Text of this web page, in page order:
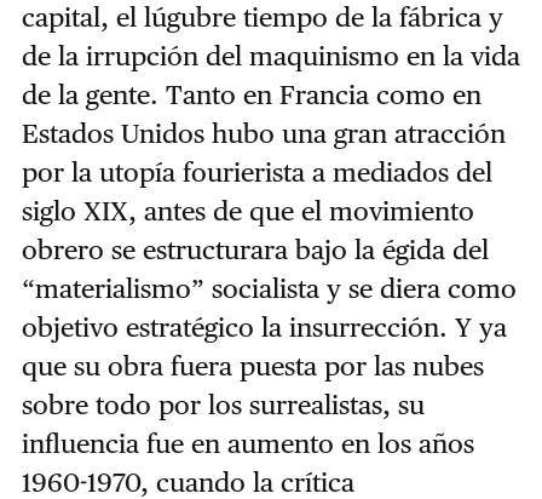
capital, el lúgubre tiempo de la fábrica y
de la irrupción del maquinismo en la vida
de la gente. Tanto en Francia como en
Estados Unidos hubo una gran atracción
por la utopía fourierista a mediados del
siglo XIX, antes de que el movimiento
obrero se estructurara bajo la égida del
“materialismo” socialista y se diera como
objetivo estratégico la insurrección. Y ya
que su obra fuera puesta por las nubes
sobre todo por los surrealistas, su
influencia fue en aumento en los años
1960-1970, cuando la crítica